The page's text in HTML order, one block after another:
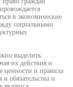
в экономические
социальными
выделить
их действия и
ценности и правила
обязательства и